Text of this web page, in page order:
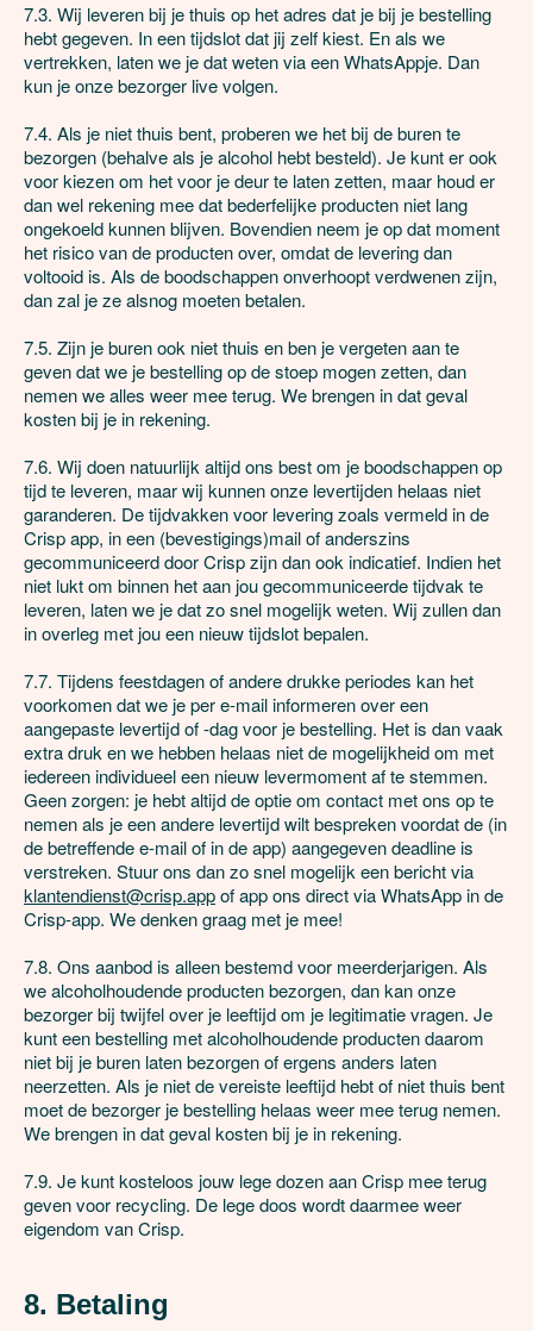
7.3. Wij leveren bij je thuis op het adres dat je bij je bestelling
hebt gegeven. In een tijdslot dat jij zelf kiest. En als we
vertrekken, laten we je dat weten via een WhatsAppje. Dan
kun je onze bezorger live volgen.
7.4. Als je niet thuis bent, proberen we het bij de buren te
bezorgen (behalve als je alcohol hebt besteld). Je kunt er ook
voor kiezen om het voor je deur te laten zetten, maar houd er
dan wel rekening mee dat bederfelijke producten niet lang
ongekoeld kunnen blijven. Bovendien neem je op dat moment
het risico van de producten over, omdat de levering dan
voltooid is. Als de boodschappen onverhoopt verdwenen zijn,
dan zal je ze alsnog moeten betalen.
7.5. Zijn je buren ook niet thuis en ben je vergeten aan te
geven dat we je bestelling op de stoep mogen zetten, dan
nemen we alles weer mee terug. We brengen in dat geval
kosten bij je in rekening.
7.6. Wij doen natuurlijk altijd ons best om je boodschappen op
tijd te leveren, maar wij kunnen onze levertijden helaas niet
garanderen. De tijdvakken voor levering zoals vermeld in de
Crisp app, in een (bevestigings)mail of anderszins
gecommuniceerd door Crisp zijn dan ook indicatief. Indien het
niet lukt om binnen het aan jou gecommuniceerde tijdvak te
leveren, laten we je dat zo snel mogelijk weten. Wij zullen dan
in overleg met jou een nieuw tijdslot bepalen.
7.7. Tijdens feestdagen of andere drukke periodes kan het
voorkomen dat we je per e-mail informeren over een
aangepaste levertijd of -dag voor je bestelling. Het is dan vaak
extra druk en we hebben helaas niet de mogelijkheid om met
iedereen individueel een nieuw levermoment af te stemmen.
Geen zorgen: je hebt altijd de optie om contact met ons op te
nemen als je een andere levertijd wilt bespreken voordat de (in
de betreffende e-mail of in de app) aangegeven deadline is
klantendienst@crisp.app of app ons direct via WhatsApp in de
Crisp-app. We denken graag met je mee!
7.8. Ons aanbod is alleen bestemd voor meerderjarigen. Als
we alcoholhoudende producten bezorgen, dan kan onze
bezorger bij twijfel over je leeftijd om je legitimatie vragen. Je
kunt een bestelling met alcoholhoudende producten daarom
niet bij je buren laten bezorgen of ergens anders laten
neerzetten. Als je niet de vereiste leeftijd hebt of niet thuis bent
moet de bezorger je bestelling helaas weer mee terug nemen.
We brengen in dat geval kosten bij je in rekening.
7.9. Je kunt kosteloos jouw lege dozen aan Crisp mee terug
geven voor recycling. De lege doos wordt daarmee weer
eigendom van Crisp.
8. Betaling